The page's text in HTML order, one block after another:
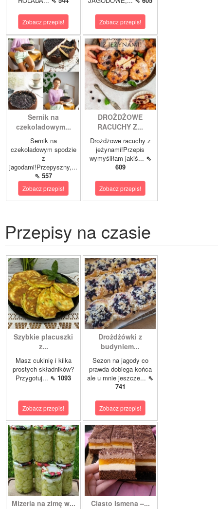
Zobacz przepis! Zobacz przepis!
Sernik na
czekoladowym...
Sernik na
czekoladowym spodzie
z
jagodami!Przepyszny,...
⇖ 557
Zobacz przepis!
DROŻDŻOWE
RACUCHY Z...
Drożdżowe racuchy z
jeżynami!Przepis
wymyśliłam jakiś... ⇖
609
Zobacz przepis!
Przepisy na czasie
Szybkie placuszki
z...
Masz cukinię i kilka
prostych składników?
Przygotuj... ⇖ 1093
Zobacz przepis!
Drożdżówki z
budyniem...
Sezon na jagody co
prawda dobiega końca
ale u mnie jeszcze... ⇖
741
Zobacz przepis!
Mizeria na zimę w... Ciasto Ismena –...